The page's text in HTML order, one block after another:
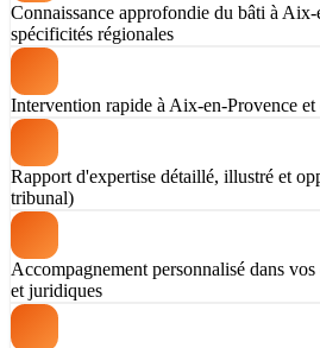
Connaissance approfondie du bâti à Aix-
spécificités régionales
Intervention rapide à Aix-en-Provence
Rapport d'expertise détaillé, illustré et
tribunal)
Accompagnement personnalisé dans
et juridiques